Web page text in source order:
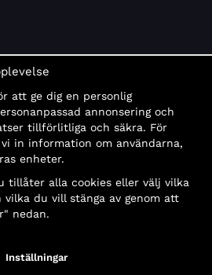
att ge dig en personlig
annonsering och
tillförlitliga och säkra. För
in information om användarna,
enheter.
tillåter alla cookies eller välj vilka
du vill stänga av genom att
nedan.
Inställningar